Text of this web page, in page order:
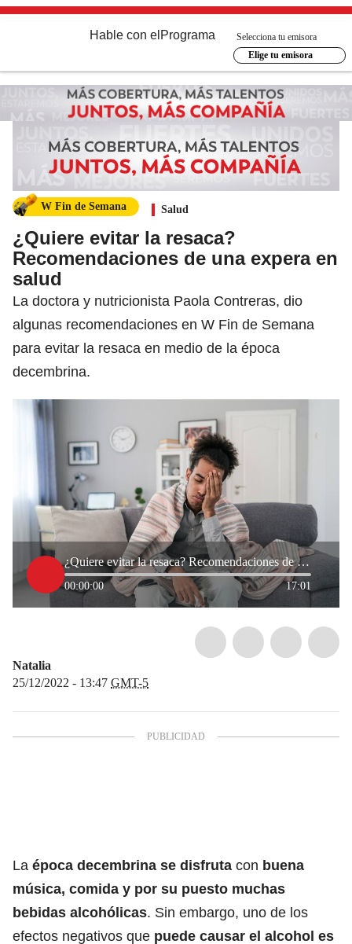
Hable con el Programa
Selecciona tu emisora
Elige tu emisora
W Fin de Semana Salud
¿Quiere evitar la resaca?
Recomendaciones de una expera en
salud
La doctora y nutricionista Paola Contreras, dio
algunas recomendaciones en W Fin de Semana
para evitar la resaca en medio de la época
decembrina.
¿Quiere evitar la resaca? Recomendaciones de una expera en salud
00:00:00 17:01
Natalia
25/12/2022 - 13:47 GMT-5
La época decembrina se disfruta con buena
música, comida y por su puesto muchas
bebidas alcohólicas. Sin embargo, uno de los
efectos negativos que puede causar el alcohol es